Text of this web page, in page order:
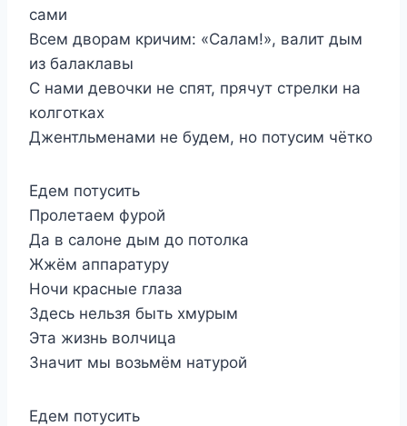
сами
Всем дворам кричим: «Салам!», валит дым
из балаклавы
С нами девочки не спят, прячут стрелки на
колготках
Джентльменами не будем, но потусим чётко
Едем потусить
Пролетаем фурой
Да в салоне дым до потолка
Жжём аппаратуру
Ночи красные глаза
Здесь нельзя быть хмурым
Эта жизнь волчица
Значит мы возьмём натурой
Едем потусить